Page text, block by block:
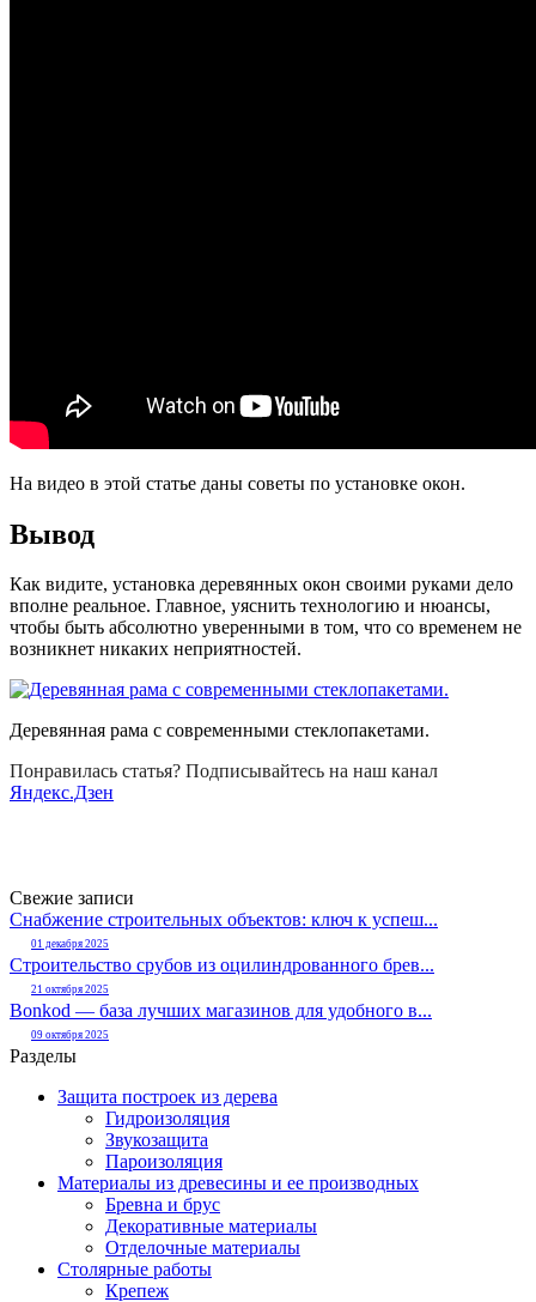
На видео в этой статье даны советы по установке окон.
Вывод
Как видите, установка деревянных окон своими руками дело
вполне реальное. Главное, уяснить технологию и нюансы,
чтобы быть абсолютно уверенными в том, что со временем не
возникнет никаких неприятностей.
Деревянная рама с современными стеклопакетами.
Понравилась статья? Подписывайтесь на наш канал
Яндекс.Дзен
Свежие записи
Снабжение строительных объектов: ключ к успеш...
01 декабря 2025
Строительство срубов из оцилиндрованного брев...
21 октября 2025
Bonkod — база лучших магазинов для удобного в...
09 октября 2025
Разделы
Защита построек из дерева
Гидроизоляция
Звукозащита
Пароизоляция
Материалы из древесины и ее производных
Бревна и брус
Декоративные материалы
Отделочные материалы
Столярные работы
Крепеж